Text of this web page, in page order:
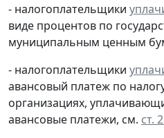
- налогоплательщики
виде процентов по
муниципальным ценным
- налогоплательщики
авансовый платеж по
организациях,
авансовые платежи, см. ст.